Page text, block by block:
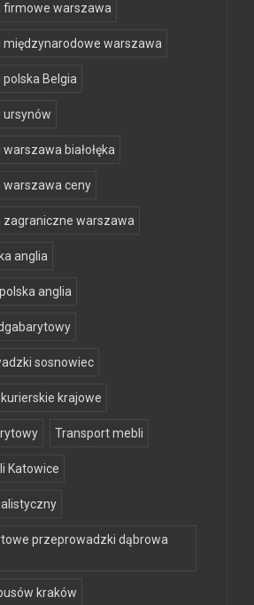
firmowe warszawa
warszawa
Belgia
białołęka
ceny
warszawa
anglia
anglia
sosnowiec
krajowe
Transport mebli
Katowice
przeprowadzki dąbrowa
kraków